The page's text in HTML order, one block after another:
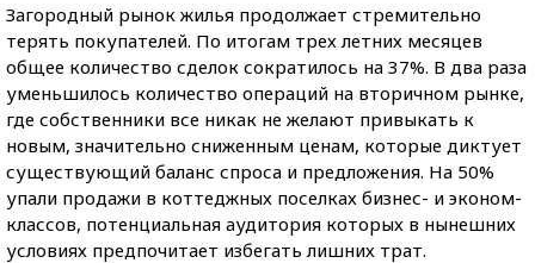
Загородный рынок жилья продолжает стремительно
терять покупателей. По итогам трех летних месяцев
общее количество сделок сократилось на 37%. В два раза
уменьшилось количество операций на вторичном рынке,
где собственники все никак не желают привыкать к
новым, значительно сниженным ценам, которые диктует
существующий баланс спроса и предложения. На 50%
упали продажи в коттеджных поселках бизнес- и эконом-
классов, потенциальная аудитория которых в нынешних
условиях предпочитает избегать лишних трат.